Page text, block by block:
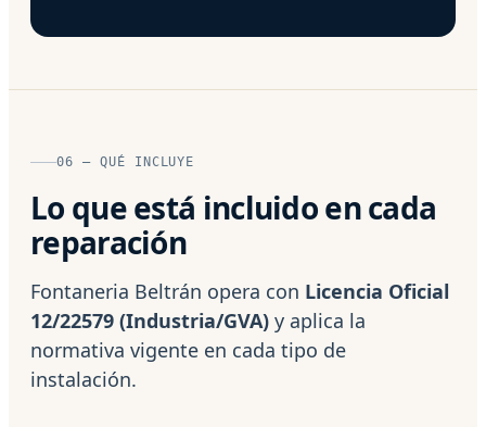
06 — QUÉ INCLUYE
Lo que está incluido en cada
reparación
Fontaneria Beltrán opera con Licencia Oficial
12/22579 (Industria/GVA) y aplica la
normativa vigente en cada tipo de
instalación.